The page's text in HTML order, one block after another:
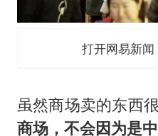
打开网易新
虽然商场卖的东西
商场，不会因为是